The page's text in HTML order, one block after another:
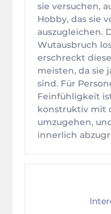
sie versuchen,
Hobby, das sie
auszugleichen.
Wutausbruch
erschreckt
meisten, da sie
sind. Für
Feinfühligkeit
konstruktiv mit
umzugehen,
innerlich